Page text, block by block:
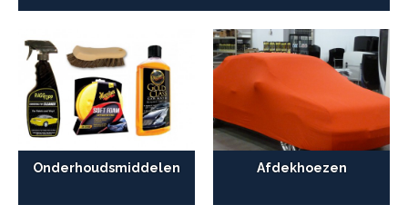
Onderhoudsmiddelen Afdekhoezen